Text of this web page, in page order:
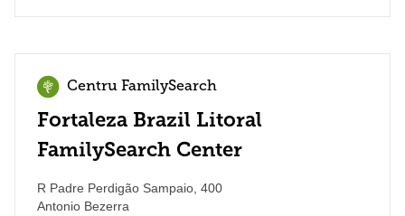
Centru FamilySearch
Fortaleza Brazil Litoral
FamilySearch Center
R Padre Perdigão Sampaio, 400
Antonio Bezerra